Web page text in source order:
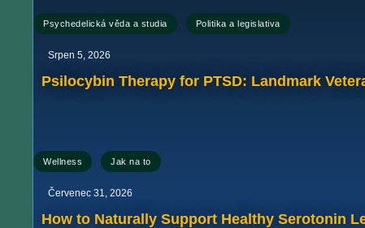
Psychedelická věda a studia , Politika a legislativa
Srpen 5, 2026
Psilocybin Therapy for PTSD: Landmark
Wellness , Jak na to
Červenec 31, 2026
How to Naturally Support Healthy Serotonin